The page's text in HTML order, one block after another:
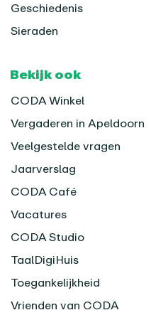
Geschiedenis
Sieraden
Bekijk ook
CODA Winkel
Vergaderen in Apeldoorn
Veelgestelde vragen
Jaarverslag
CODA Café
Vacatures
CODA Studio
TaalDigiHuis
Toegankelijkheid
Vrienden van CODA